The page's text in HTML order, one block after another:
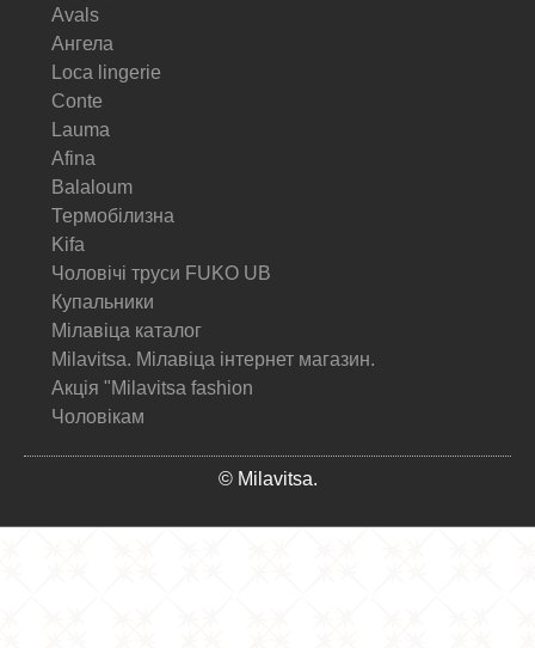
Avals
Ангела
Loca lingerie
Conte
Lauma
Afina
Balaloum
Термобілизна
Kifa
Чоловічі труси FUKO UB
Купальники
Мілавіца каталог
Milavitsa. Мілавіца інтернет магазин.
Акція "Milavitsa fashion
Чоловікам
© Milavitsa.